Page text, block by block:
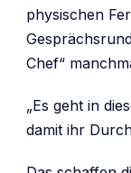
physischen
Chef“
„Es geht in
damit ihr